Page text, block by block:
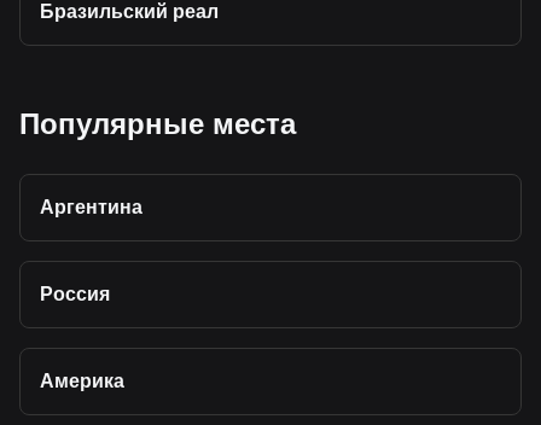
Бразильский реал
Популярные места
Аргентина
Россия
Америка